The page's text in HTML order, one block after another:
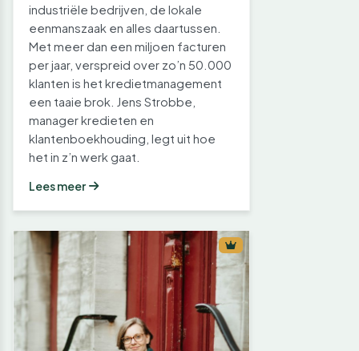
industriële bedrijven, de lokale
eenmanszaak en alles daartussen.
Met meer dan een miljoen facturen
per jaar, verspreid over zo’n 50.000
klanten is het kredietmanagement
een taaie brok. Jens Strobbe,
manager kredieten en
klantenboekhouding, legt uit hoe
het in z’n werk gaat.
Lees meer